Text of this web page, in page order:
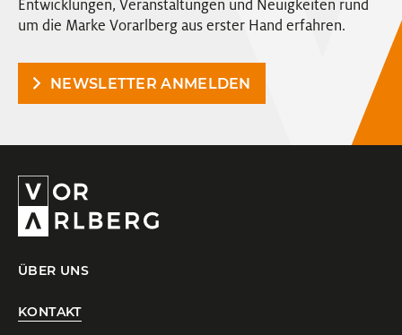
Entwicklungen, Veranstaltungen und Neuigkeiten rund
um die Marke Vorarlberg aus erster Hand erfahren.
NEWSLETTER ANMELDEN
ÜBER UNS
KONTAKT